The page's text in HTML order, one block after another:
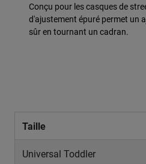
Conçu pour les casques de
d'ajustement épuré permet un
sûr en tournant un cadran.
Taille
Universal Toddler